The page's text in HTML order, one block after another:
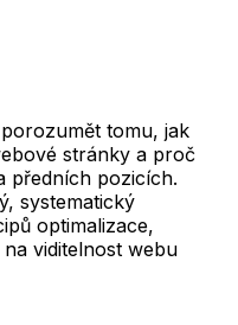
tomu, jak
stránky a proč
předních pozicích.
systematický
optimalizace,
viditelnost webu